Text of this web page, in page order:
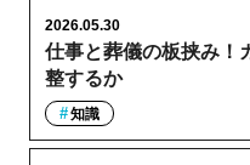
仕事と葬儀の板挟み！
整するか
2026.05.30
知識